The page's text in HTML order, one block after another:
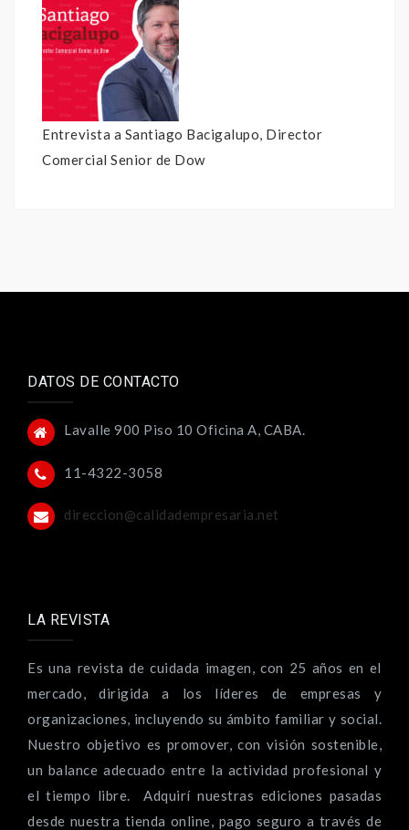
Entrevista a Santiago Bacigalupo, Director
Comercial Senior de Dow
DATOS DE CONTACTO
Lavalle 900 Piso 10 Oficina A, CABA.
11-4322-3058
direccion@calidadempresaria.net
LA REVISTA
Es una revista de cuidada imagen, con 25 años en el
mercado, dirigida a los líderes de empresas y
organizaciones, incluyendo su ámbito familiar y social.
Nuestro objetivo es promover, con visión sostenible,
un balance adecuado entre la actividad profesional y
el tiempo libre. Adquirí nuestras ediciones pasadas
desde nuestra tienda online, pago seguro a través de